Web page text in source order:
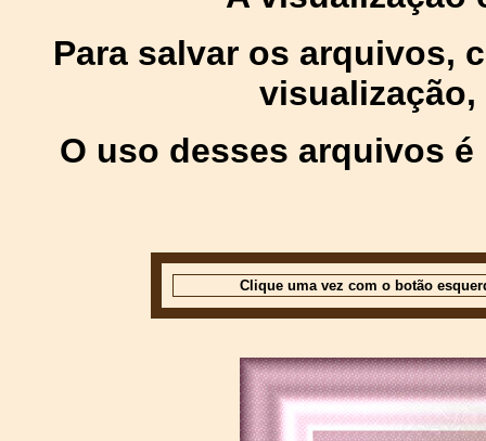
Para salvar os arquivos,
O uso desses arquivos
Clique uma vez com o botão